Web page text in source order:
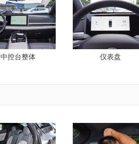
中控台整体 仪表盘